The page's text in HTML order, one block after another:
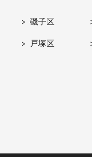
磯子区
戸塚区